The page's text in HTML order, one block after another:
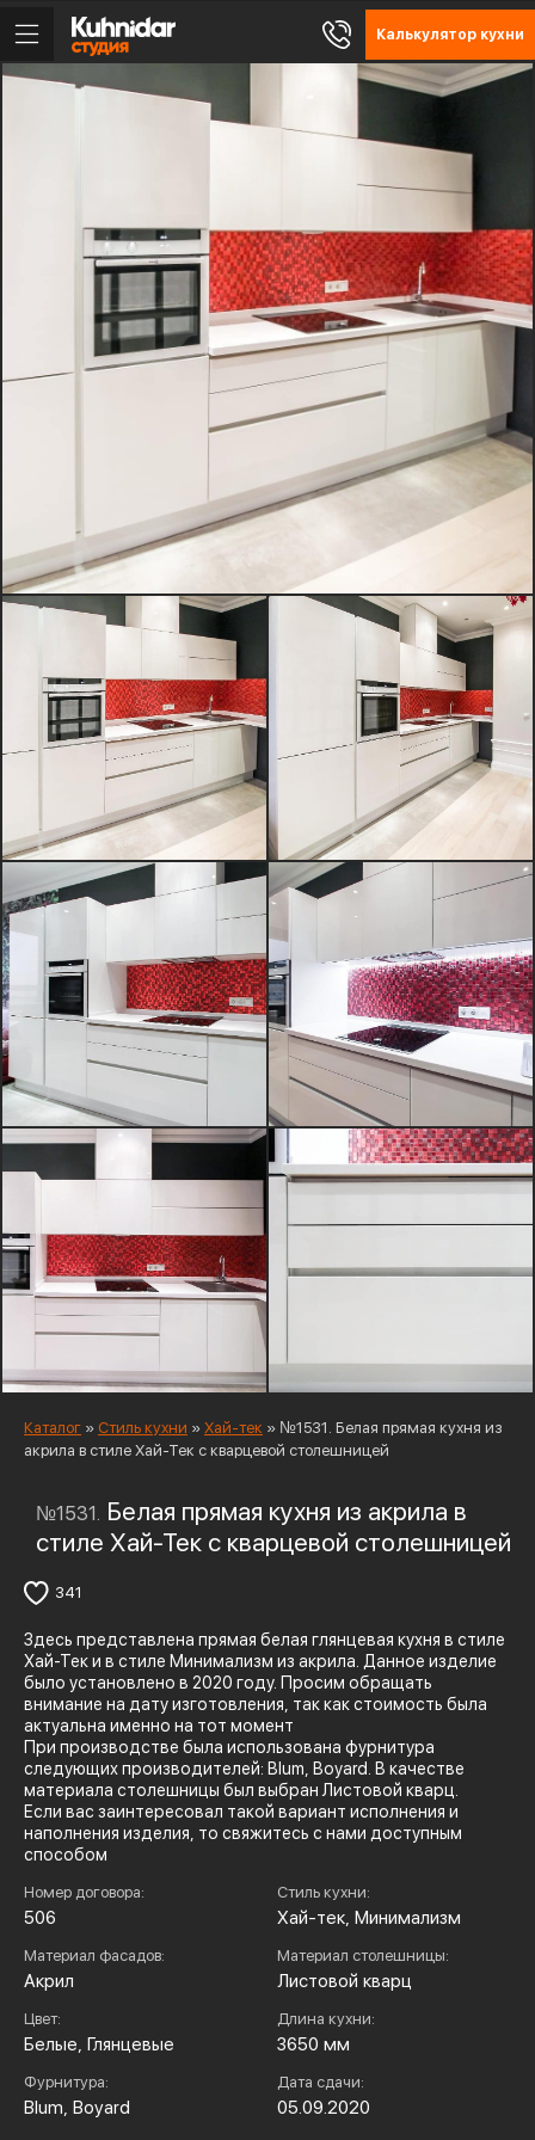
Калькулятор кухни
Каталог » Стиль кухни » Хай-тек » №1531. Белая прямая кухня из
акрила в стиле Хай-Тек с кварцевой столешницей
№1531. Белая прямая кухня из акрила в
стиле Хай-Тек с кварцевой столешницей
341
Здесь представлена прямая белая глянцевая кухня в стиле
Хай-Тек и в стиле Минимализм из акрила. Данное изделие
было установлено в 2020 году. Просим обращать
внимание на дату изготовления, так как стоимость была
актуальна именно на тот момент
При производстве была использована фурнитура
следующих производителей: Blum, Boyard. В качестве
материала столешницы был выбран Листовой кварц.
Если вас заинтересовал такой вариант исполнения и
наполнения изделия, то свяжитесь с нами доступным
способом
Номер договора:
506
Стиль кухни:
Хай-тек, Минимализм
Материал фасадов:
Акрил
Материал столешницы:
Листовой кварц
Цвет:
Белые, Глянцевые
Длина кухни:
3650 мм
Фурнитура:
Blum, Boyard
Дата сдачи:
05.09.2020